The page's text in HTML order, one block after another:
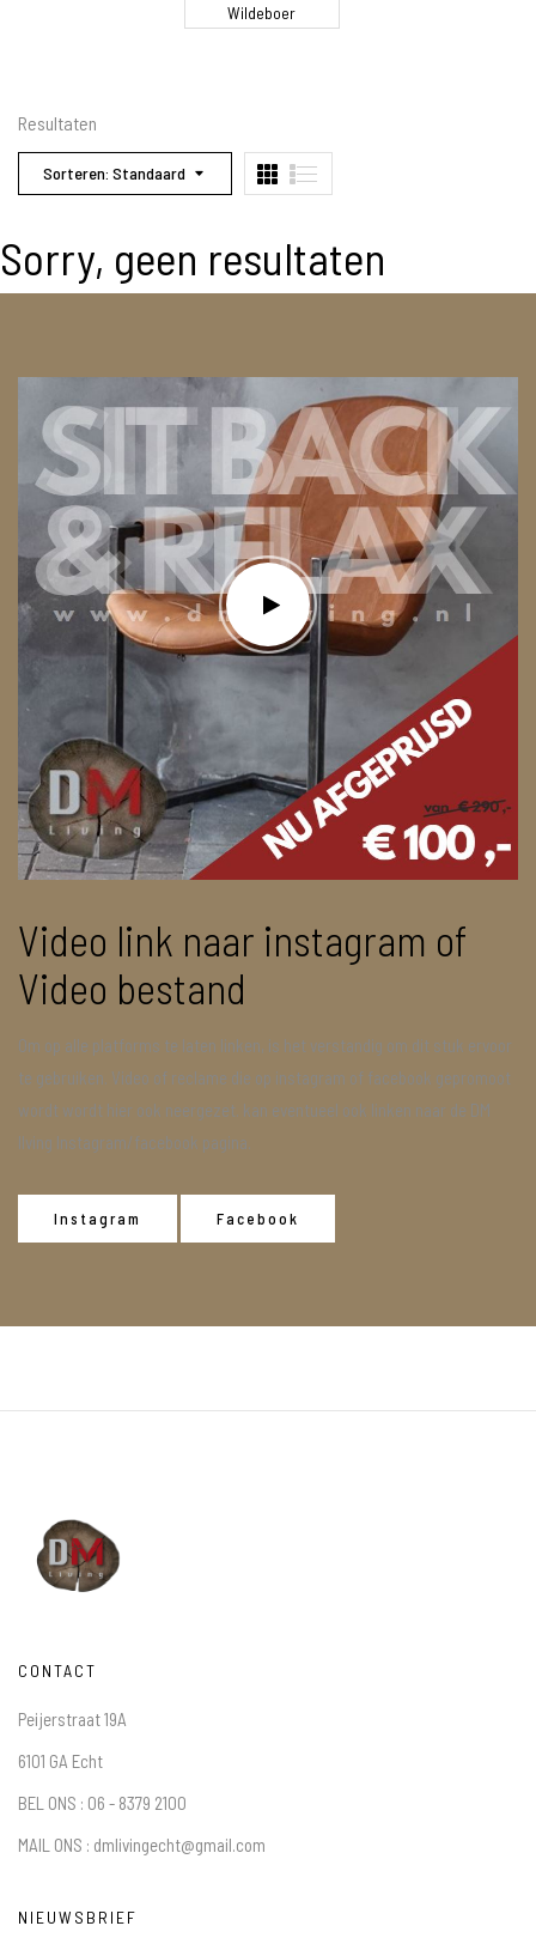
Wildeboer
Resultaten
Sorteren: Standaard
Sorry, geen resultaten
Video link naar instagram of
Video bestand
Om op alle platforms te laten linken, is het verstandig om dit stuk ervoor
te gebruiken. Video of reclame die op instagram of facebook gepromoot
wordt wordt hier ook neergezet. kan eventueel ook linken naar de DM
lIving Instagram/facebook pagina.
Instagram Facebook
CONTACT
Peijerstraat 19A
6101 GA Echt
BEL ONS : 06 - 8379 2100
MAIL ONS : dmlivingecht@gmail.com
NIEUWSBRIEF